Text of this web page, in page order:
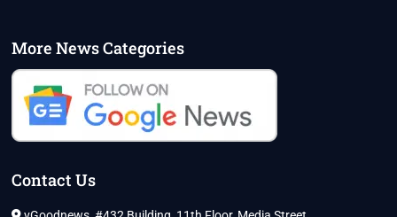
More News Categories
Contact Us